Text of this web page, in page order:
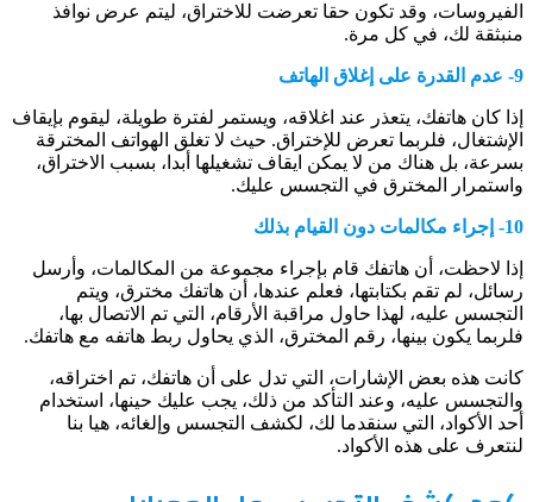
الفيروسات، وقد تكون حقا تعرضت للاختراق، ليتم عرض نوافذ
منبثقة لك، في كل مرة.
9- عدم القدرة على إغلاق الهاتف
إذا كان هاتفك، يتعذر عند اغلاقه، ويستمر لفترة طويلة، ليقوم بإيقاف
الإشتغال، فلربما تعرض للإختراق. حيث لا تغلق الهواتف المخترقة
بسرعة، بل هناك من لا يمكن ايقاف تشغيلها أبدا، بسبب الاختراق،
واستمرار المخترق في التجسس عليك.
10- إجراء مكالمات دون القيام بذلك
إذا لاحظت، أن هاتفك قام بإجراء مجموعة من المكالمات، وأرسل
رسائل، لم تقم بكتابتها، فعلم عندها، أن هاتفك مخترق، ويتم
التجسس عليه، لهذا حاول مراقبة الأرقام، التي تم الاتصال بها،
فلربما يكون بينها، رقم المخترق، الذي يحاول ربط هاتفه مع هاتفك.
كانت هذه بعض الإشارات، التي تدل على أن هاتفك، تم اختراقه،
والتجسس عليه، وعند التأكد من ذلك، يجب عليك حينها، استخدام
أحد الأكواد، التي سنقدما لك، لكشف التجسس وإلغائه، هيا بنا
لنتعرف على هذه الأكواد.